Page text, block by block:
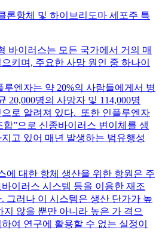
론항체 및 하이브리도마 세포주 특
바이러스는 모든 국가에서 거의 매
키며, 주요한 사망 원인 중 하나이
엔자는 약 20%의 사람들에게서 병
20,000명의 사망자 및 114,000명
로 알려져 있다. 또한 인플루엔자
”으로 신종바이러스 변이체를 생
고 있어 매년 발생하는 범유행성
에 대한 항체 생산을 위한 항원은 주
이러스 시스템 등을 이용한 재조
그러나 이 시스템은 생산 단가가 높
않을 뿐만 아니라 높은 가 격으
여 연구에 활용할 수 없는 실정이